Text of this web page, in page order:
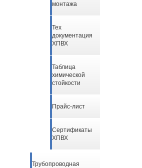
монтажа
Тех
документация
ХПВХ
Таблица
химической
стойкости
Прайс-лист
Сертификаты
ХПВХ
Трубопроводная